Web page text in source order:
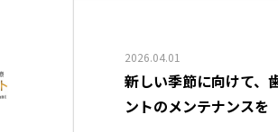
2026.04.01
新しい季節に向けて、
ントのメンテナンスを